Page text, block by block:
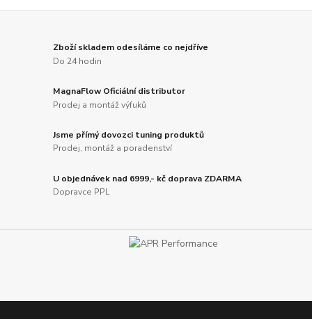
Zboží skladem odesíláme co nejdříve
Do 24 hodin
MagnaFlow Oficiální distributor
Prodej a montáž výfuků
Jsme přímý dovozci tuning produktů
Prodej, montáž a poradenství
U objednávek nad 6999,- kč doprava ZDARMA
Dopravce PPL